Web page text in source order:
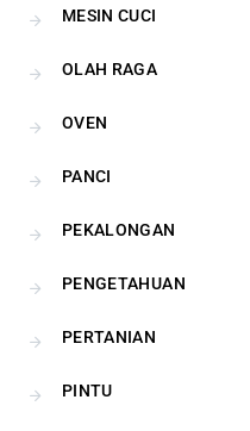
MESIN CUCI
OLAH RAGA
OVEN
PANCI
PEKALONGAN
PENGETAHUAN
PERTANIAN
PINTU